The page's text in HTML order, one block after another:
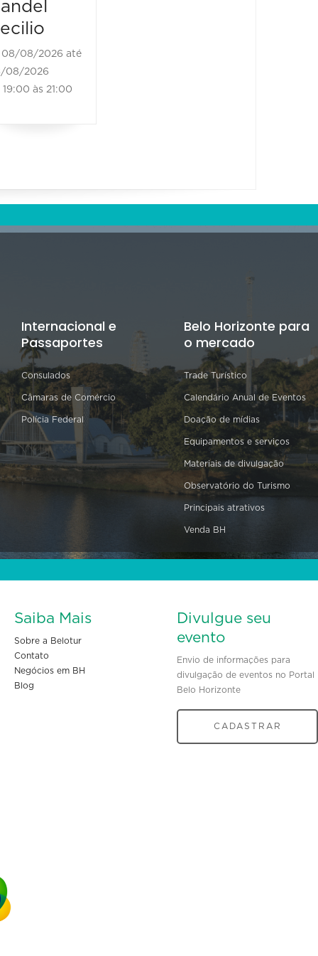
08/08/2026 até
08/2026
às 21:00
Internacional e
Passaportes
Consulados
Câmaras de Comércio
Polícia Federal
Belo Horizonte para
o mercado
Trade Turístico
Calendário Anual de Eventos
Doação de mídias
Equipamentos e serviços
Materiais de divulgação
Observatório do Turismo
Principais atrativos
Venda BH
Saiba Mais
Sobre a Belotur
Contato
Negócios em BH
Blog
Divulgue seu
evento
Envio de informações para
divulgação de eventos no Portal
Belo Horizonte
CADASTRAR